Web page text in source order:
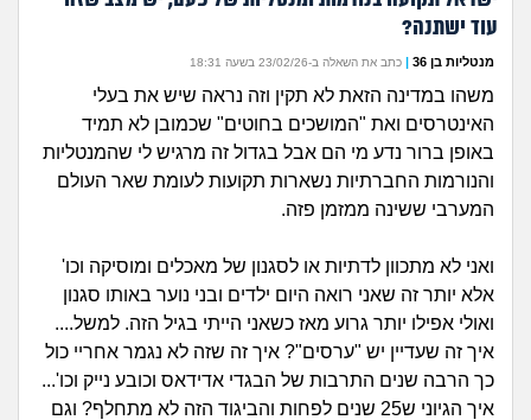
מה קורה כאן?
מתחם הטיפים
זוגיות
היריון ולידה
הורות ומשפחה
חיפוש שאלות
הרשמה | התחברות
עוד ישתנה?
מנטליות בן 36 | כתב את השאלה ב-23/02/26 בשעה 18:31
משהו במדינה הזאת לא תקין וזה נראה שיש את בעלי
האינטרסים ואת "המושכים בחוטים" שכמובן לא תמיד
באופן ברור נדע מי הם אבל בגדול זה מרגיש לי שהמנטליות
והנורמות החברתיות נשארות תקועות לעומת שאר העולם
המערבי ששינה ממזמן פזה.
ואני לא מתכוון לדתיות או לסגנון של מאכלים ומוסיקה וכו'
אלא יותר זה שאני רואה היום ילדים ובני נוער באותו סגנון
ואולי אפילו יותר גרוע מאז כשאני הייתי בגיל הזה. למשל....
איך זה שעדיין יש "ערסים"? איך זה שזה לא נגמר אחריי כול
כך הרבה שנים התרבות של הבגדי אדידאס וכובע נייק וכו'...
איך הגיוני ש25 שנים לפחות והביגוד הזה לא מתחלף? וגם